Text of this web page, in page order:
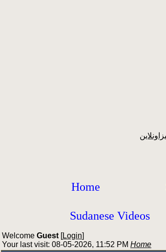
Home
Sudanese Videos
Welcome Guest [Login]
Your last visit: 08-05-2026, 11:52 PM Home